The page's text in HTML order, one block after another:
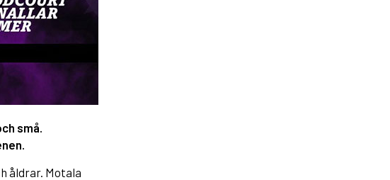
små.
åldrar. Motala